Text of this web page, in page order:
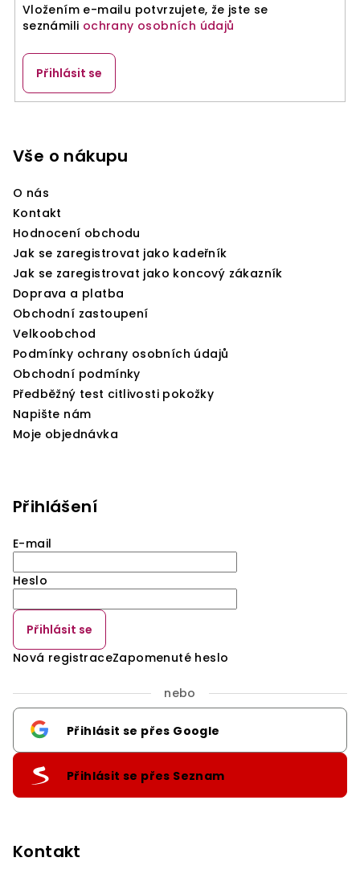
Vložením e-mailu potvrzujete, že jste se
seznámili ochrany osobních údajů
Přihlásit se
Vše o nákupu
O nás
Kontakt
Hodnocení obchodu
Jak se zaregistrovat jako kadeřník
Jak se zaregistrovat jako koncový zákazník
Doprava a platba
Obchodní zastoupení
Velkoobchod
Podmínky ochrany osobních údajů
Obchodní podmínky
Předběžný test citlivosti pokožky
Napište nám
Moje objednávka
Přihlášení
E-mail
Heslo
Přihlásit se
Nová registraceZapomenuté heslo
nebo
Přihlásit se přes Google
Přihlásit se přes Seznam
Kontakt